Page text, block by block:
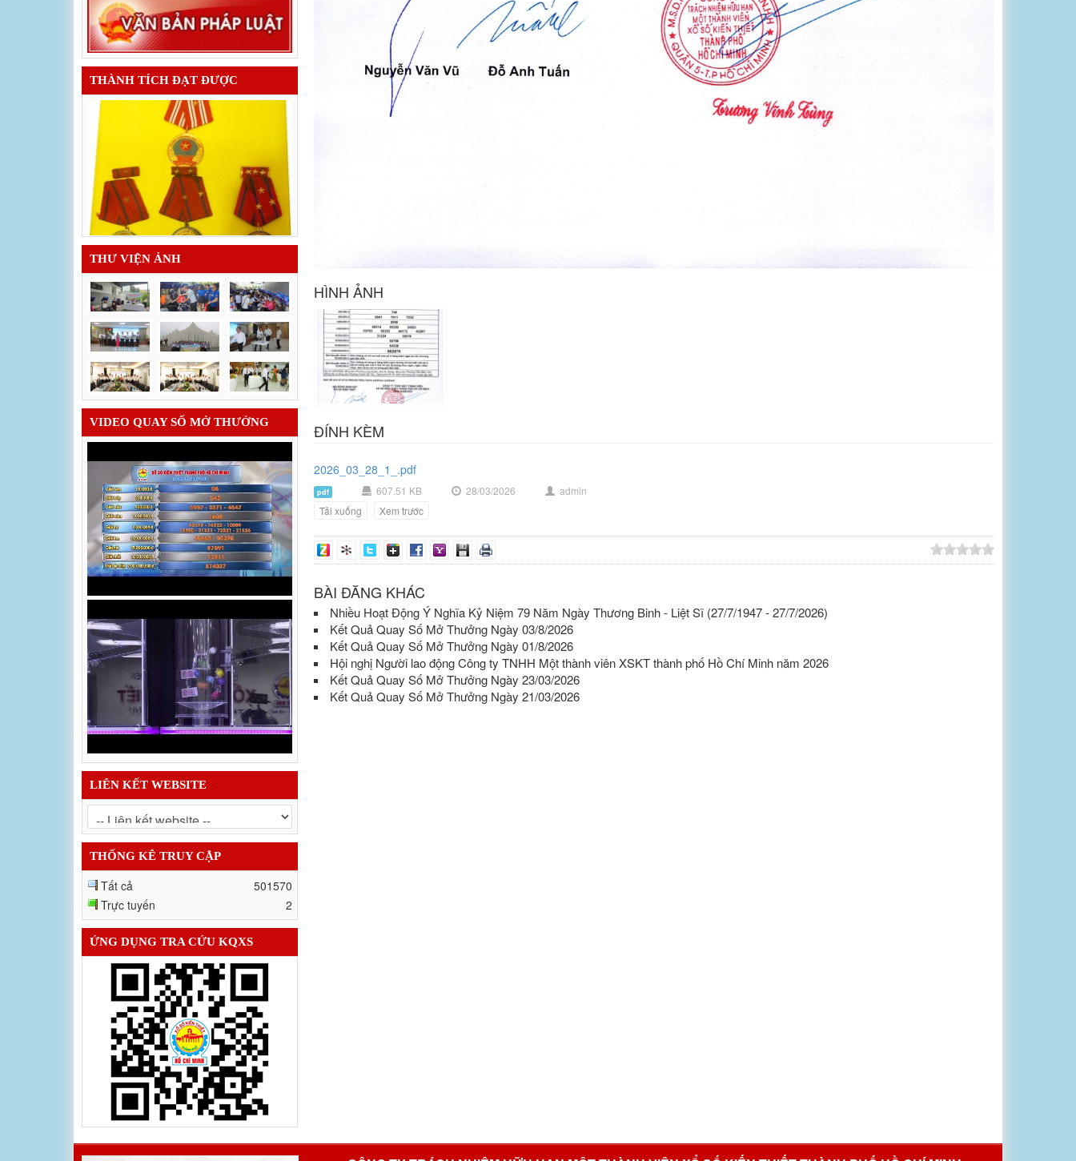
HÌNH ẢNH
ĐÍNH KÈM
2026_03_28_1_.pdf
pdf 607.51 KB 28/03/2026
admin
Tải xuống
Xem trước
BÀI ĐĂNG KHÁC
Nhiều Hoạt Động Ý Nghĩa Kỷ Niệm 79 Năm Ngày Thương Binh - Liệt Sĩ (27/7/1947 - 27/7/2026)
Kết Quả Quay Số Mở Thưởng Ngày 03/8/2026
Kết Quả Quay Số Mở Thưởng Ngày 01/8/2026
Hội nghị Người lao động Công ty TNHH Một thành viên XSKT thành phố Hồ Chí Minh năm 2026
Kết Quả Quay Số Mở Thưởng Ngày 23/03/2026
Kết Quả Quay Số Mở Thưởng Ngày 21/03/2026
THÀNH TÍCH ĐẠT ĐƯỢC
THƯ VIỆN ẢNH
VIDEO QUAY SỐ MỞ THƯỞNG
LIÊN KẾT WEBSITE
THỐNG KÊ TRUY CẬP
Tất cả
501570
Trực tuyến
2
ỨNG DỤNG TRA CỨU KQXS